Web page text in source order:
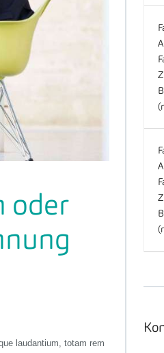
oder
laudantium, totam rem